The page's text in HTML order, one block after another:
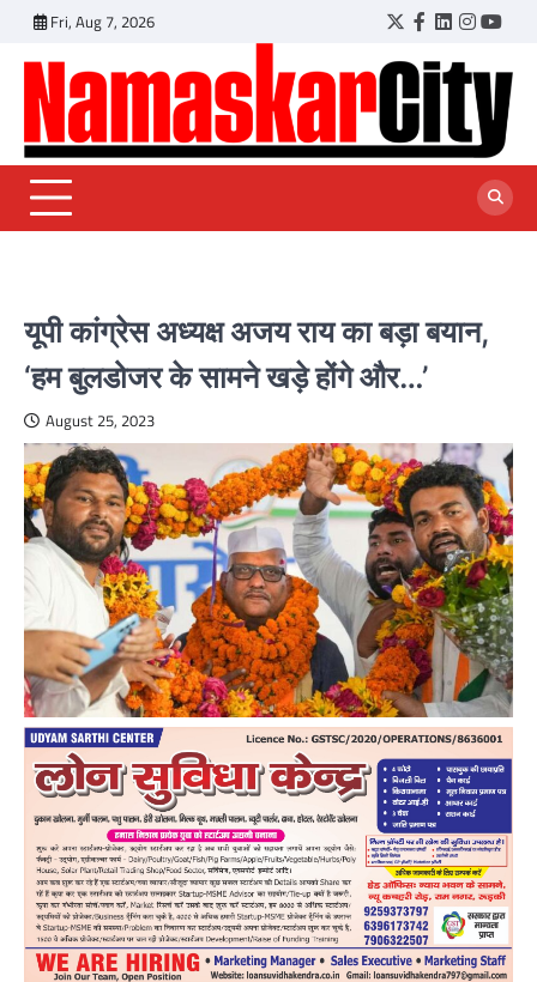
content
Fri, Aug 7, 2026 Twitter
Facebook
LinkedIn
यूपी कांग्रेस अध्यक्ष अजय राय का बड़ा बयान,
‘हम बुलडोजर के सामने खड़े होंगे और…’
August 25, 2023